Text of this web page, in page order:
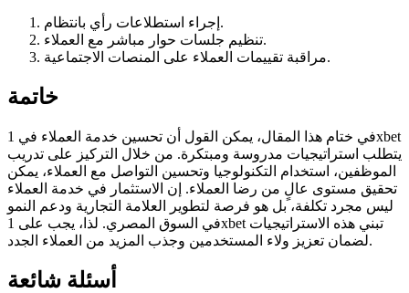
إجراء استطلاعات رأي بانتظام.
تنظيم جلسات حوار مباشر مع العملاء.
مراقبة تقييمات العملاء على المنصات الاجتماعية.
خاتمة
في ختام هذا المقال، يمكن القول أن تحسين خدمة العملاء في 1xbet
يتطلب استراتيجيات مدروسة ومبتكرة. من خلال التركيز على تدريب
الموظفين، استخدام التكنولوجيا وتحسين التواصل مع العملاء، يمكن
تحقيق مستوى عالٍ من رضا العملاء. إن الاستثمار في خدمة العملاء
ليس مجرد تكلفة، بل هو فرصة لتطوير العلامة التجارية ودعم النمو
في السوق المصري. لذا، يجب على 1xbet تبني هذه الاستراتيجيات
لضمان تعزيز ولاء المستخدمين وجذب المزيد من العملاء الجدد.
أسئلة شائعة